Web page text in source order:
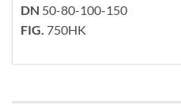
DN 50-80-100-150
FIG. 750HK